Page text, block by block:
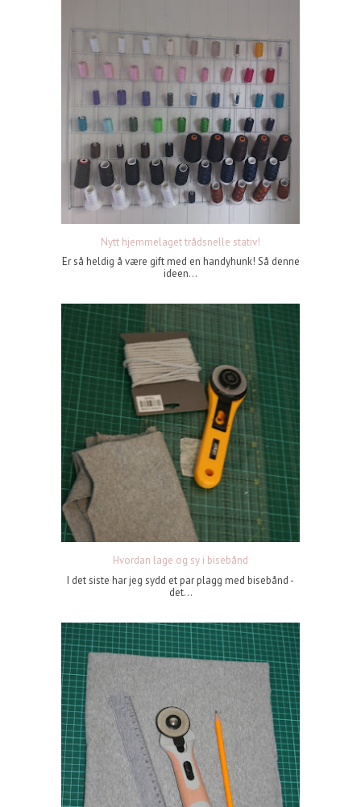
Nytt hjemmelaget trådsnelle stativ!
Er så heldig å være gift med en handyhunk! Så denne
ideen...
Hvordan lage og sy i bisebånd
I det siste har jeg sydd et par plagg med bisebånd -
det...